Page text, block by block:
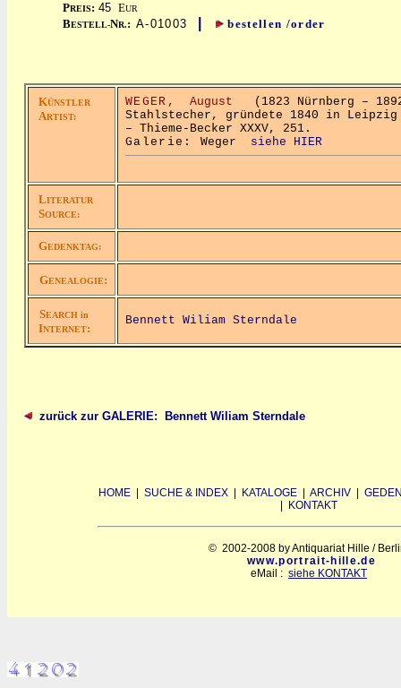
PREIS: 45 EUR
BESTELL-NR.: A-01003 | bestellen /order
KÜNSTLER
ARTIST:
WEGER, August (1823 Nürnberg –
Stahlstecher, gründete 1840 in
– Thieme-Becker XXXV, 251.
Galerie: Weger siehe HIER
LITERATUR
SOURCE:
GEDENKTAG:
GENEALOGIE:
SEARCH in
INTERNET:
Bennett Wiliam Sterndale
zurück zur GALERIE: Bennett Wiliam Sterndale
HOME SUCHE & INDEX KATALOGE ARCHIV
KONTAKT
© 2002-2008 by Antiquariat Hille /
www.portrait-hille.de
eMail : siehe KONTAKT